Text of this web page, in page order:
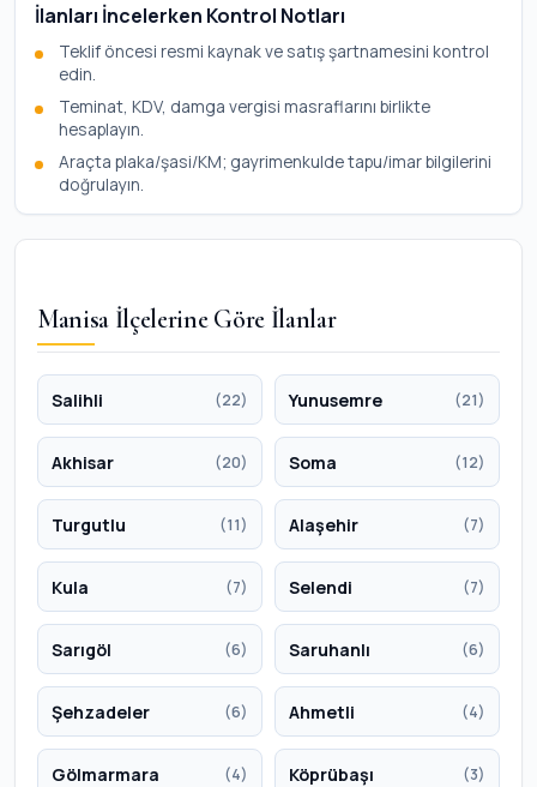
İlanları İncelerken Kontrol Notları
Teklif öncesi resmi kaynak ve satış şartnamesini kontrol
edin.
Teminat, KDV, damga vergisi masraflarını birlikte
hesaplayın.
Araçta plaka/şasi/KM; gayrimenkulde tapu/imar bilgilerini
doğrulayın.
Manisa İlçelerine Göre İlanlar
Salihli (22) Yunusemre (21)
Akhisar (20) Soma (12)
Turgutlu (11) Alaşehir (7)
Kula (7) Selendi (7)
Sarıgöl (6) Saruhanlı (6)
Şehzadeler (6) Ahmetli (4)
Gölmarmara (4) Köprübaşı (3)